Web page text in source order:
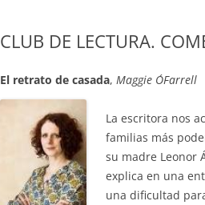
CLUB DE LECTURA.
El retrato de casada, Maggie O´Farrell
La escritora nos
familias más
su madre Leonor
explica en una
una dificultad